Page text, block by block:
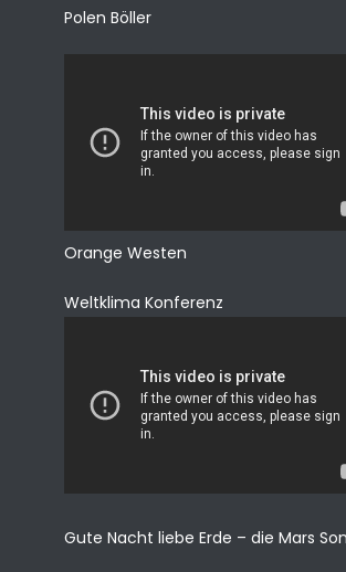
Polen Böller
Orange Westen
Weltklima Konferenz
Gute Nacht liebe Erde – die Mars